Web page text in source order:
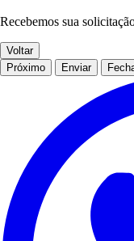
Recebemos sua
Voltar
Próximo
Enviar